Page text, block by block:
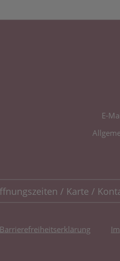
E-
/ Karte /
Barrierefreiheitserklärung